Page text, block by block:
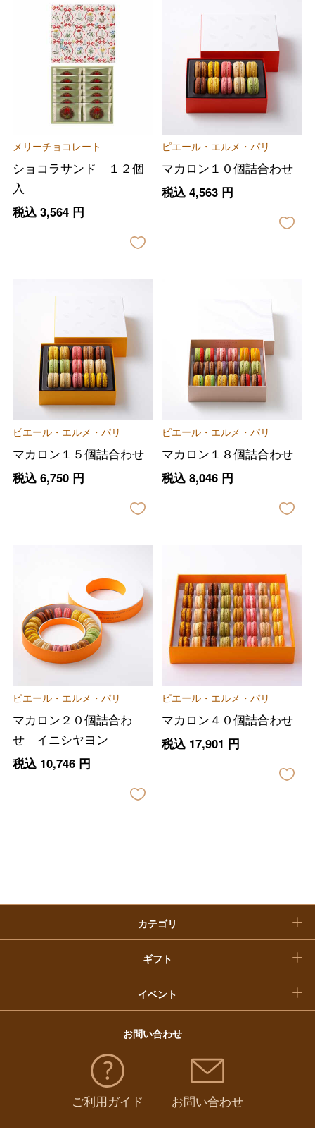
メリーチョコレート
ショコラサンド １２個
入
税込 3,564円
ピエール・エルメ・パリ
マカロン１０個詰合わせ
税込 4,563円
ピエール・エルメ・パリ
マカロン１５個詰合わせ
税込 6,750円
ピエール・エルメ・パリ
マカロン１８個詰合わせ
税込 8,046円
ピエール・エルメ・パリ
マカロン２０個詰合わ
せ イニシヤヨン
税込 10,746円
ピエール・エルメ・パリ
マカロン４０個詰合わせ
税込 17,901 円
カテゴリ
フード＆スイーツ
ビューティー
ファッション
ホーム＆インテリア
ギフト
大丸・松坂屋のギフト
出産内祝い
結婚内祝い
イベント
バレンタインチョコレート
ホワイトデー
父の日
お中元
敬老の日
福袋
お問い合わせ
ご利用ガイド お問い合わせ